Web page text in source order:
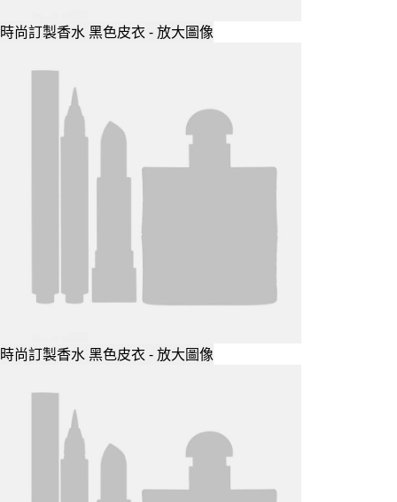
時尚訂製香水 黑色皮衣 - 放大圖像
時尚訂製香水 黑色皮衣 - 放大圖像